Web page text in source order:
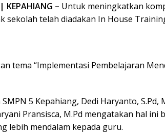
| KEPAHIANG – Untuk meningkatkan
sekolah telah diadakan In House
tema “Implementasi Pembelajaran
5 Kepahiang, Dedi Haryanto, S.Pd,
Pransisca, M.Pd mengatakan hal ini
lebih mendalam kepada guru.